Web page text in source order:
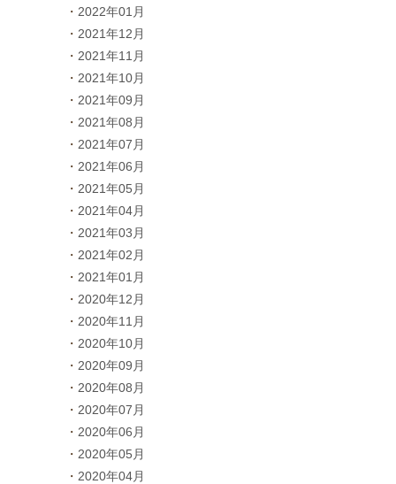
2022年01月
2021年12月
2021年11月
2021年10月
2021年09月
2021年08月
2021年07月
2021年06月
2021年05月
2021年04月
2021年03月
2021年02月
2021年01月
2020年12月
2020年11月
2020年10月
2020年09月
2020年08月
2020年07月
2020年06月
2020年05月
2020年04月